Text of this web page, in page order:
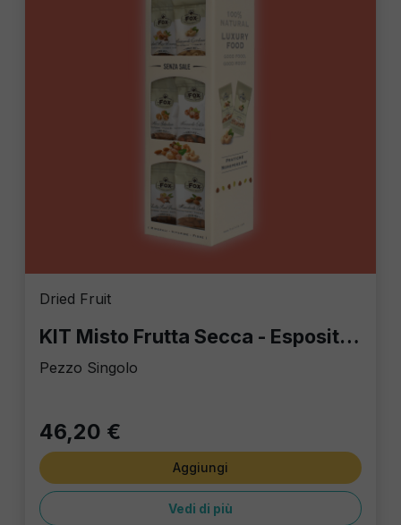
Dried Fruit
KIT Misto Frutta Secca - Espositore a torretta
Pezzo Singolo
46,20 €
Aggiungi
Vedi di più